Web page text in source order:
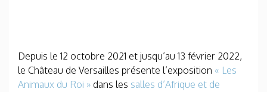
Depuis le 12 octobre 2021 et jusqu’au 13 février 2022,
le Château de Versailles présente l’exposition « Les
Animaux du Roi » dans les salles d’Afrique et de